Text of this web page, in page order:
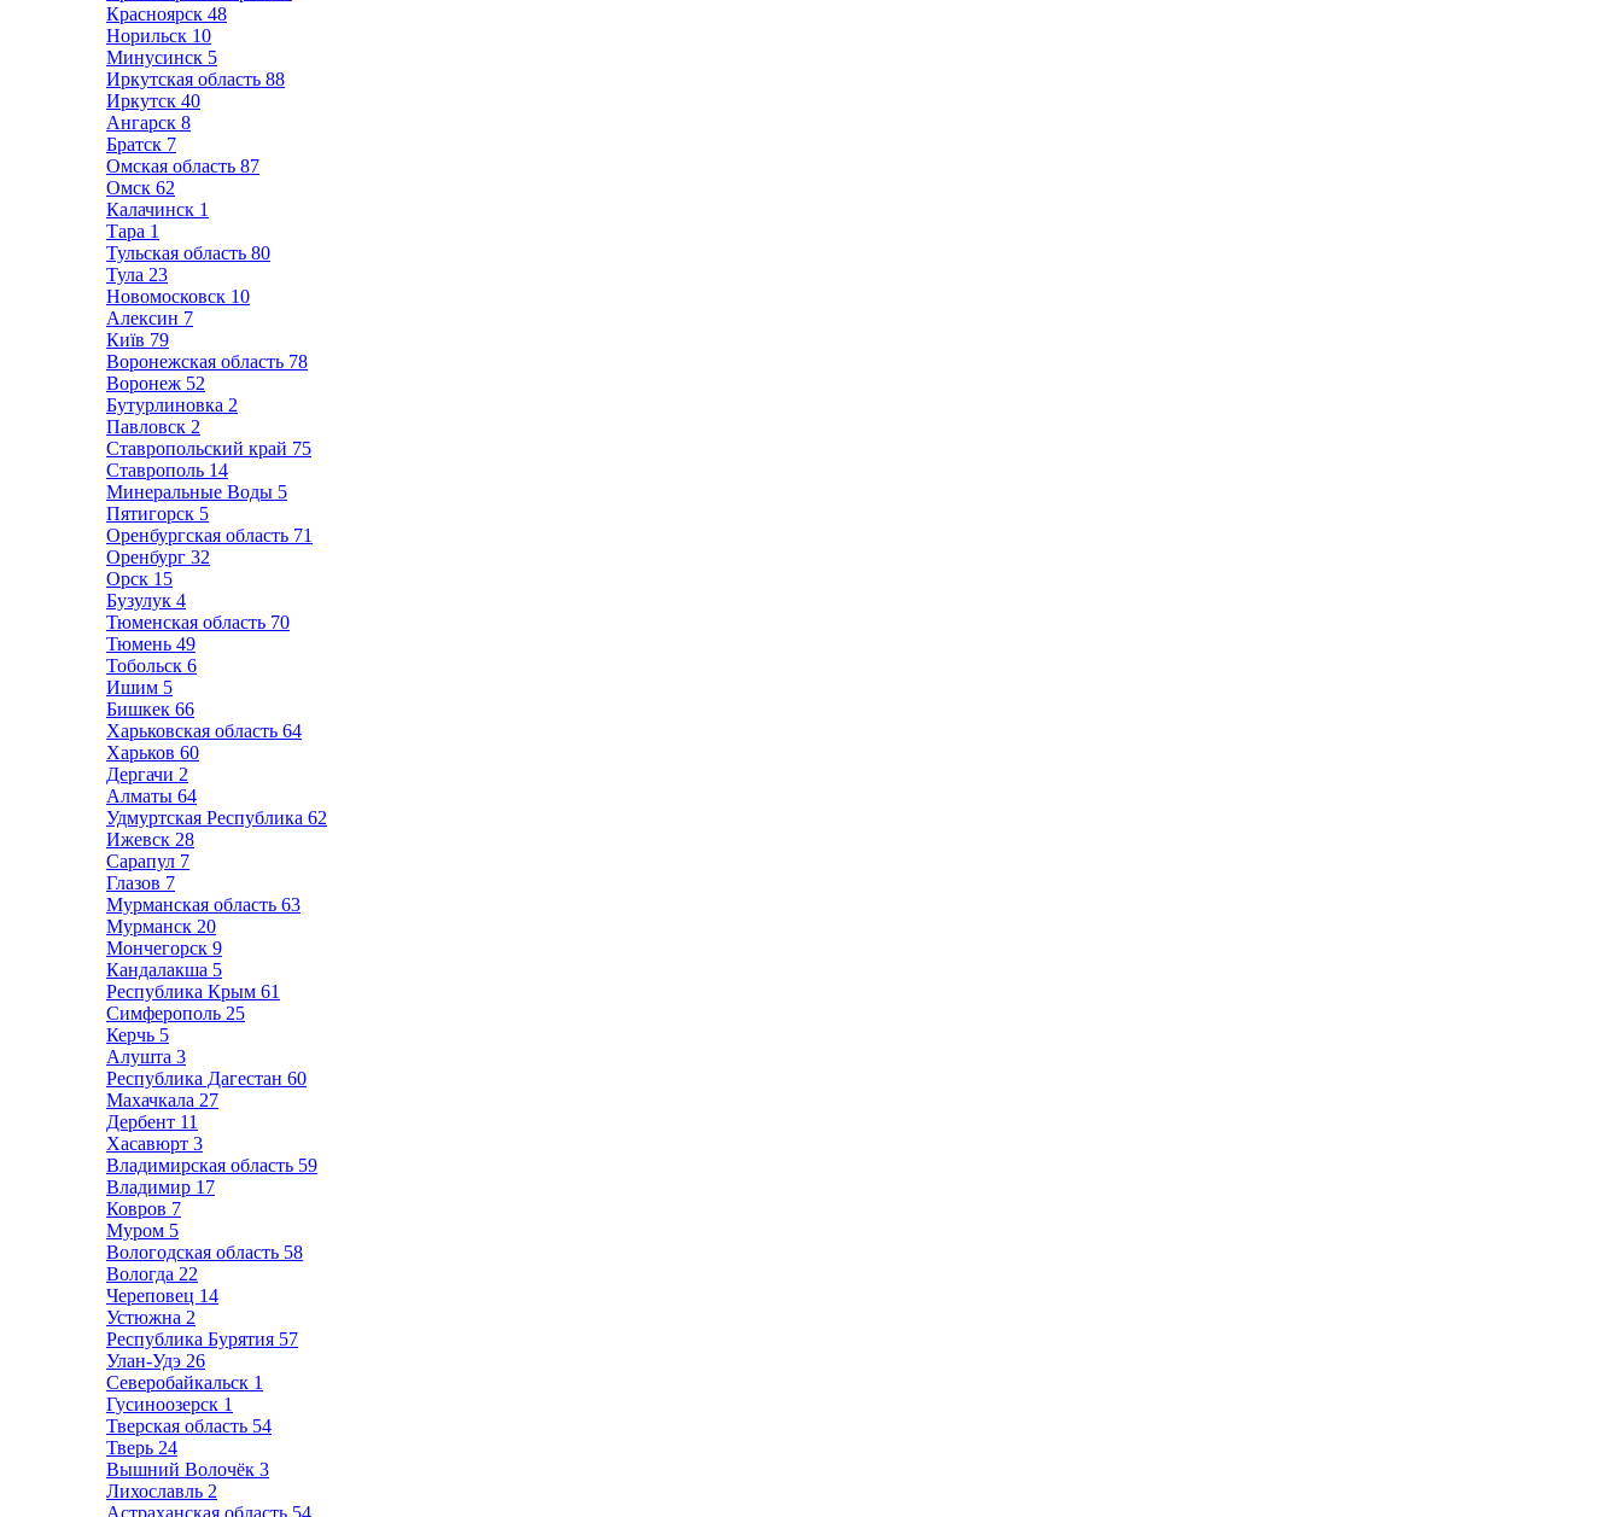
Красноярск 48
Норильск 10
Минусинск 5
Иркутская область 88
Иркутск 40
Ангарск 8
Братск 7
Омская область 87
Омск 62
Калачинск 1
Тара 1
Тульская область 80
Тула 23
Новомосковск 10
Алексин 7
Київ 79
Воронежская область 78
Воронеж 52
Бутурлиновка 2
Павловск 2
Ставропольский край 75
Ставрополь 14
Минеральные Воды 5
Пятигорск 5
Оренбургская область 71
Оренбург 32
Орск 15
Бузулук 4
Тюменская область 70
Тюмень 49
Тобольск 6
Ишим 5
Бишкек 66
Харьковская область 64
Харьков 60
Дергачи 2
Алматы 64
Удмуртская Республика 62
Ижевск 28
Сарапул 7
Глазов 7
Мурманская область 63
Мурманск 20
Мончегорск 9
Кандалакша 5
Республика Крым 61
Симферополь 25
Керчь 5
Алушта 3
Республика Дагестан 60
Махачкала 27
Дербент 11
Хасавюрт 3
Владимирская область 59
Владимир 17
Ковров 7
Муром 5
Вологодская область 58
Вологда 22
Череповец 14
Устюжна 2
Республика Бурятия 57
Улан-Удэ 26
Северобайкальск 1
Гусиноозерск 1
Тверская область 54
Тверь 24
Вышний Волочёк 3
Лихославль 2
Астраханская область 54